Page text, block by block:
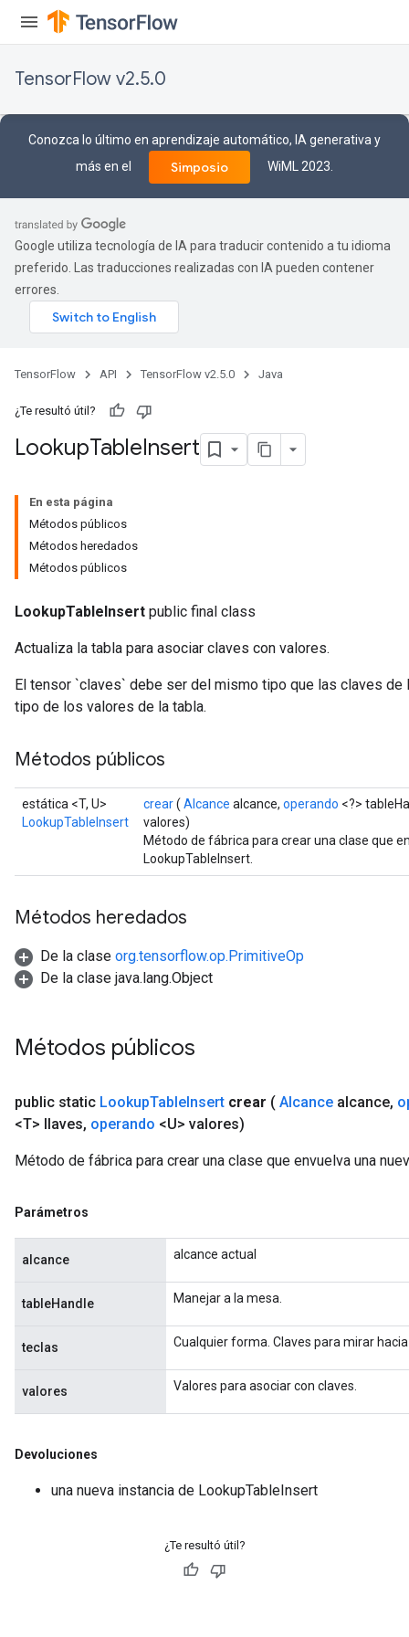
TensorFlow v2.5.0
Conozca lo último en aprendizaje automático, IA generativa y
más en el
Simposio WiML 2023.
Google utiliza tecnología de IA para traducir contenido a tu idioma
preferido. Las traducciones realizadas con IA pueden contener
errores.
TensorFlow API TensorFlow v2.5.0 Java
¿Te resultó útil?
LookupTableInsert
En esta página
Métodos públicos
Métodos heredados
Métodos públicos
LookupTableInsert public final class
Actualiza la tabla para asociar claves con valores.
El tensor `claves` debe ser del mismo tipo que las claves
tipo de los valores de la tabla.
Métodos públicos
estática <T, U>
LookupTableInsert
crear( Alcance alcance, operando <?>
valores)
Método de fábrica para crear una clase que
LookupTableInsert.
Métodos heredados
De la clase org.tensorflow.op.PrimitiveOp
De la clase java.lang.Object
Métodos públicos
public static LookupTableInsert crear ( Alcance alcance,
<T> llaves, operando <U> valores)
Método de fábrica para crear una clase que envuelva una
Parámetros
alcance alcance actual
tableHandle Manejar a la mesa.
teclas Cualquier forma. Claves para mirar
valores Valores para asociar con claves.
Devoluciones
una nueva instancia de LookupTableInsert
¿Te resultó útil?